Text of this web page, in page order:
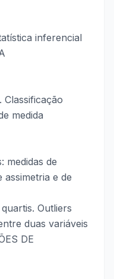
inferencial
Classificação
medida
medidas de
assimetria e de
Outliers
duas variáveis
DE